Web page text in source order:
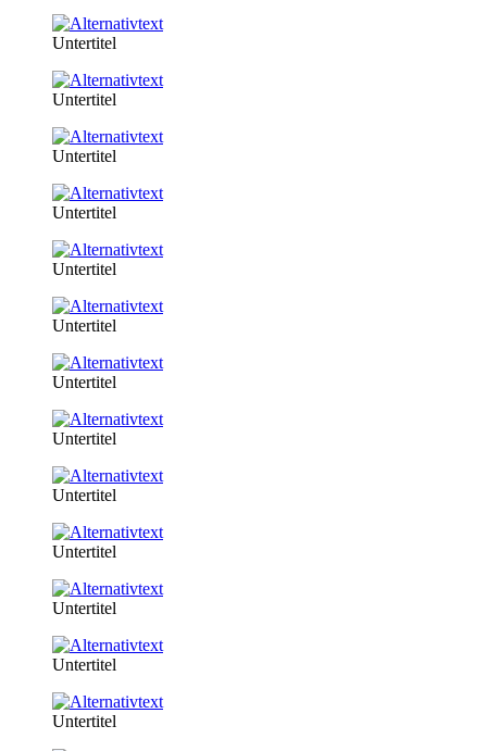
Untertitel
Untertitel
Untertitel
Untertitel
Untertitel
Untertitel
Untertitel
Untertitel
Untertitel
Untertitel
Untertitel
Untertitel
Untertitel